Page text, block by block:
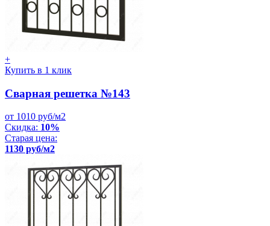
+
Купить в 1 клик
Сварная решетка №143
от 1010 руб/м2
Скидка: 10%
Старая цена:
1130 руб/м2